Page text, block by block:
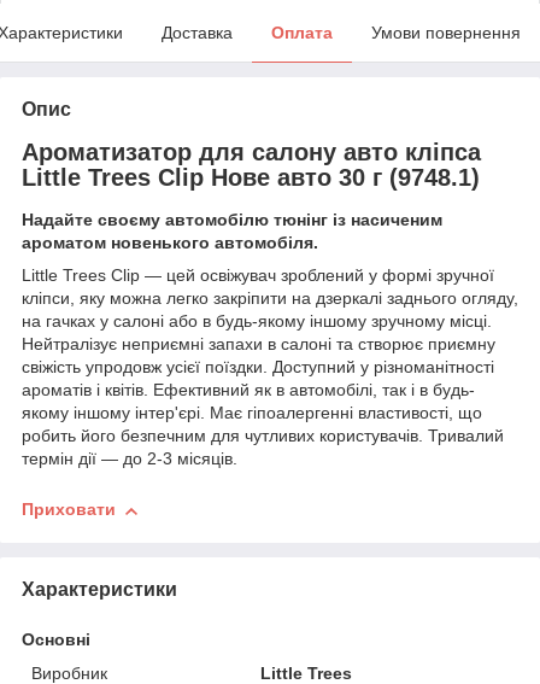
Доставка Оплата Умови повернення
Опис
Ароматизатор для салону авто кліпса
Little Trees Clip Нове авто 30 г (9748.1)
Надайте своєму автомобілю тюнінг із насиченим
ароматом новенького автомобіля.
Little Trees Clip — цей освіжувач зроблений у формі зручної
кліпси, яку можна легко закріпити на дзеркалі заднього огляду,
на гачках у салоні або в будь-якому іншому зручному місці.
Нейтралізує неприємні запахи в салоні та створює приємну
свіжість упродовж усієї поїздки. Доступний у різноманітності
ароматів і квітів. Ефективний як в автомобілі, так і в будь-
якому іншому інтер'єрі. Має гіпоалергенні властивості, що
робить його безпечним для чутливих користувачів. Тривалий
термін дії — до 2-3 місяців.
Приховати
Характеристики
Основні
Виробник
Little Trees